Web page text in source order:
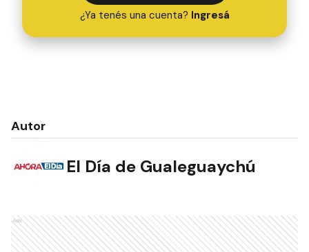
¿Ya tenés una cuenta? Ingresá
Autor
El Día de Gualeguaychú
Ads